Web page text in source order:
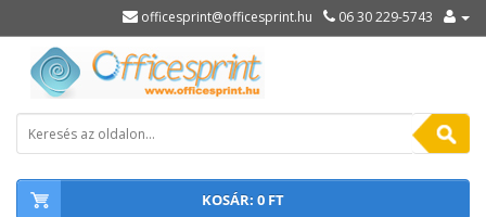
officesprint@officesprint.hu 06 30 229-5743
KOSÁR: 0 FT